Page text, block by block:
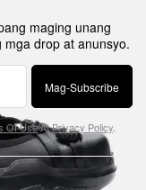
maging unang
drop at anunsyo.
Mag-Subscribe
Of UseAtPrivacy Policy